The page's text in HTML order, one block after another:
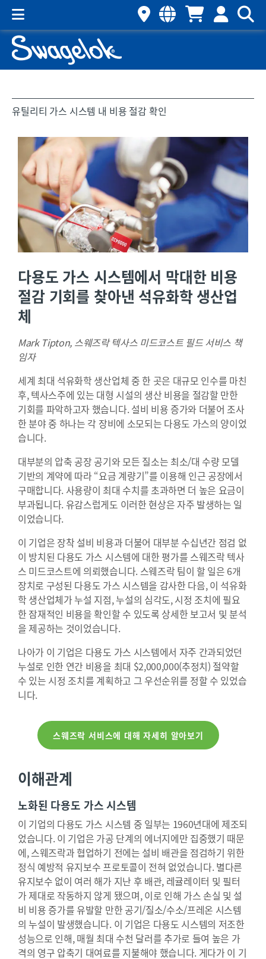
유틸리티 가스 시스템 내 비용 절감 확인
다용도 가스 시스템에서 막대한 비용
절감 기회를 찾아낸 석유화학 생산업
체
Mark Tipton, 스웨즈락 텍사스 미드코스트 필드 서비스 책
임자
세계 최대 석유화학 생산업체 중 한 곳은 대규모 인수를 마친
후, 텍사스주에 있는 대형 시설의 생산 비용을 절감할 만한
기회를 파악하고자 했습니다. 설비 비용 증가와 더불어 조사
한 분야 중 하나는 각 장비에 소모되는 다용도 가스의 양이었
습니다.
대부분의 압축 공장 공기와 모든 질소는 최소/대 수량 모델
기반의 계약에 따라 “요금 계량기”를 이용해 인근 공장에서
구매합니다. 사용량이 최대 수치를 초과하면 더 높은 요금이
부과됩니다. 유감스럽게도 이러한 현상은 자주 발생하는 일
이었습니다.
이 기업은 장착 설비 비용과 더불어 대부분 수십년간 점검 없
이 방치된 다용도 가스 시스템에 대한 평가를 스웨즈락 텍사
스 미드코스트에 의뢰했습니다. 스웨즈락 팀이 할 일은 6개
장치로 구성된 다용도 가스 시스템을 감사한 다음, 이 석유화
학 생산업체가 누설 지점, 누설의 심각도, 시정 조치에 필요
한 잠재적인 비용을 확인할 수 있도록 상세한 보고서 및 분석
을 제공하는 것이었습니다.
나아가 이 기업은 다용도 가스 시스템에서 자주 간과되었던
누설로 인한 연간 비용을 최대 $2,000,000(추정치) 절약할
수 있는 시정 조치를 계획하고 그 우선순위를 정할 수 있었습
니다.
스웨즈락 서비스에 대해 자세히 알아보기
이해관계
노화된 다용도 가스 시스템
이 기업의 다용도 가스 시스템 중 일부는 1960년대에 제조되
었습니다. 이 기업은 가공 단계의 에너지에만 집중했기 때문
에, 스웨즈락과 협업하기 전에는 설비 배관을 점검하기 위한
정식 예방적 유지보수 프로토콜이 전혀 없었습니다. 별다른
유지보수 없이 여러 해가 지난 후 배관, 레귤레이터 및 필터
가 제대로 작동하지 않게 됐으며, 이로 인해 가스 손실 및 설
비 비용 증가를 유발할 만한 공기/질소/수소/프레온 시스템
의 누설이 발생했습니다. 이 기업은 다용도 시스템의 저조한
성능으로 인해, 매월 최대 수천 달러를 추가로 들여 높은 가
격의 영구 압축기 대여료를 지불해야 했습니다. 게다가 이 기